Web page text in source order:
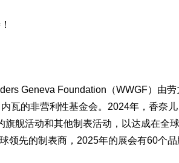
Geneva Foundation（WWGF）由劳
瓦的非营利性基金会。2024年， 香奈儿
舰活动和其他制表活动，以达成在全
领先的制表商，2025年的展会有60个
评